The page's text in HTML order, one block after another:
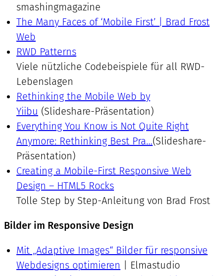
smashingmagazine
The Many Faces of ‘Mobile First’ | Brad Frost
Web
RWD Patterns
Viele nützliche Codebeispiele für all RWD-
Lebenslagen
Rethinking the Mobile Web by
Yiibu (Slideshare-Präsentation)
Everything You Know is Not Quite Right
Anymore: Rethinking Best Pra…(Slideshare-
Präsentation)
Creating a Mobile-First Responsive Web
Design – HTML5 Rocks
Tolle Step by Step-Anleitung von Brad Frost
Bilder im Responsive Design
Mit „Adaptive Images“ Bilder für responsive
Webdesigns optimieren | Elmastudio